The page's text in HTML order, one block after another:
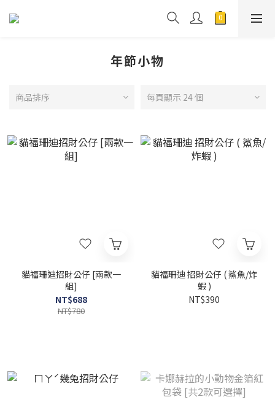
年節小物
商品排序 每頁顯示 24 個
貓福珊迪招財公仔 [兩款一
組]
NT$688
NT$780
貓福珊迪 招財公仔 ( 鯊魚/炸
蝦 )
NT$390